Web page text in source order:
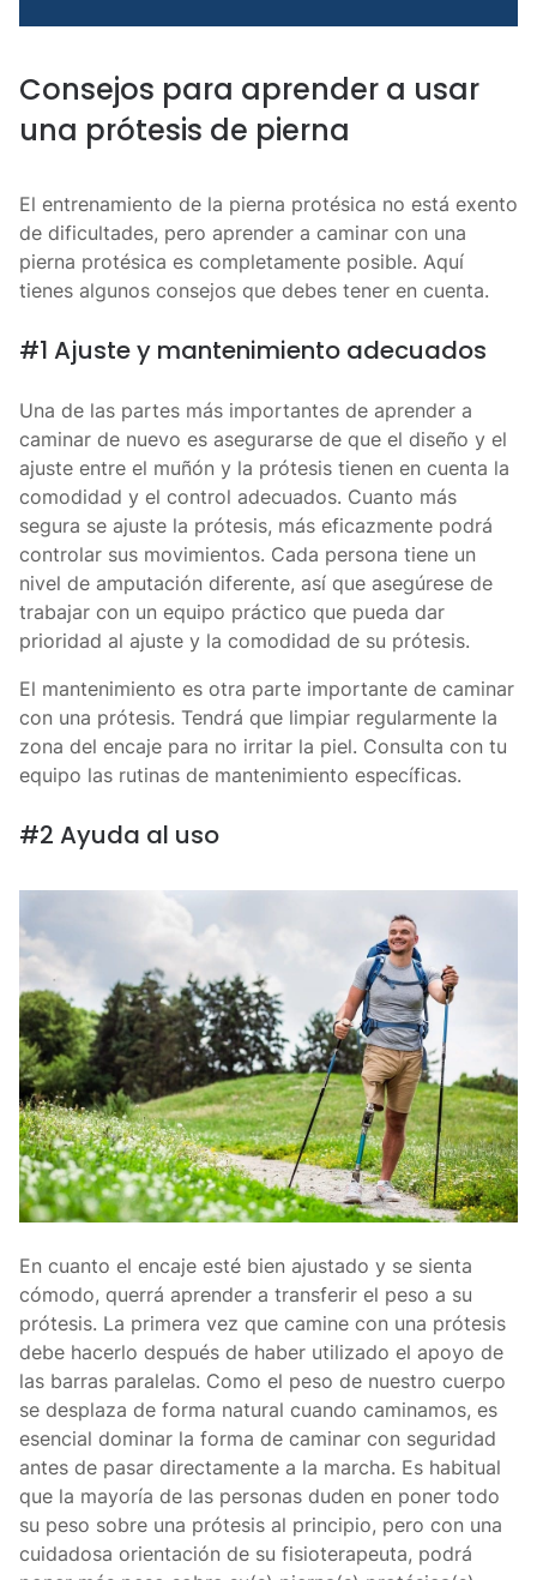
Consejos para aprender a usar
una prótesis de pierna
El entrenamiento de la pierna protésica no está exento
de dificultades, pero aprender a caminar con una
pierna protésica es completamente posible. Aquí
tienes algunos consejos que debes tener en cuenta.
#1 Ajuste y mantenimiento adecuados
Una de las partes más importantes de aprender a
caminar de nuevo es asegurarse de que el diseño y el
ajuste entre el muñón y la prótesis tienen en cuenta la
comodidad y el control adecuados. Cuanto más
segura se ajuste la prótesis, más eficazmente podrá
controlar sus movimientos. Cada persona tiene un
nivel de amputación diferente, así que asegúrese de
trabajar con un equipo práctico que pueda dar
prioridad al ajuste y la comodidad de su prótesis.
El mantenimiento es otra parte importante de caminar
con una prótesis. Tendrá que limpiar regularmente la
zona del encaje para no irritar la piel. Consulta con tu
equipo las rutinas de mantenimiento específicas.
#2 Ayuda al uso
En cuanto el encaje esté bien ajustado y se sienta
cómodo, querrá aprender a transferir el peso a su
prótesis. La primera vez que camine con una prótesis
debe hacerlo después de haber utilizado el apoyo de
las barras paralelas. Como el peso de nuestro cuerpo
se desplaza de forma natural cuando caminamos, es
esencial dominar la forma de caminar con seguridad
antes de pasar directamente a la marcha. Es habitual
que la mayoría de las personas duden en poner todo
su peso sobre una prótesis al principio, pero con una
cuidadosa orientación de su fisioterapeuta, podrá